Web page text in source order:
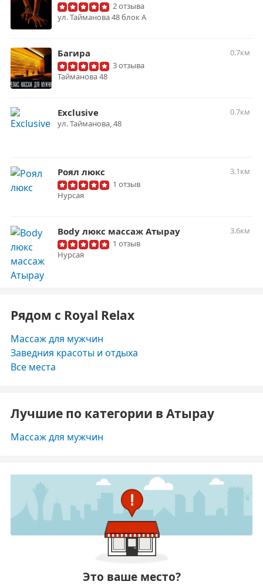
2 отзыва
ул. Тайманова 48 блок А
Багира
0.7км
3 отзыва
Тайманова 48
Exclusive
0.7км
ул. Тайманова, 48
Роял люкс
3.1км
1 отзыв
Нурсая
Body люкс массаж Атырау
3.6км
1 отзыв
Нурсая
Рядом с Royal Relax
Массаж для мужчин
Заведния красоты и отдыха
Все места
Лучшие по категории в Атырау
Массаж для мужчин
Это ваше место?